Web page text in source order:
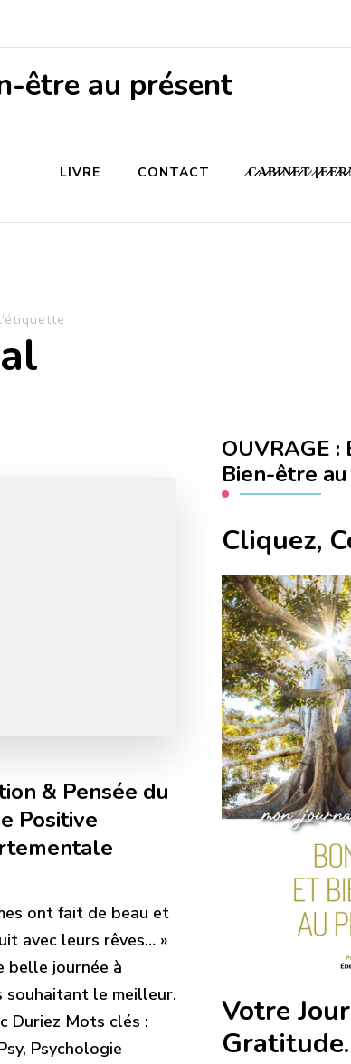
être au présent
LIVRE CONTACT ̷C̷̷A̷̷B̷̷I̷̷N̷̷E̷̷T̷
& Pensée du
Positive
ont fait de beau et
avec leurs rêves… »
belle journée à
le meilleur.
Duriez Mots clés :
Psychologie
OUVRAGE
Bien-être
Cliquez,
Votre
Gratitude.